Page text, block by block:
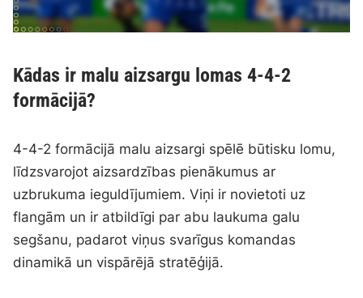
Kādas ir malu aizsargu lomas 4-4-2
formācijā?
4-4-2 formācijā malu aizsargi spēlē būtisku lomu,
līdzsvarojot aizsardzības pienākumus ar
uzbrukuma ieguldījumiem. Viņi ir novietoti uz
flangām un ir atbildīgi par abu laukuma galu
segšanu, padarot viņus svarīgus komandas
dinamikā un vispārējā stratēģijā.